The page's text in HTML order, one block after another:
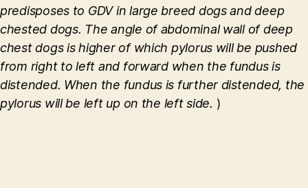
predisposes to GDV in large breed dogs and deep
chested dogs. The angle of abdominal wall of deep
chest dogs is higher of which pylorus will be pushed
from right to left and forward when the fundus is
distended. When the fundus is further distended, the
pylorus will be left up on the left side. )